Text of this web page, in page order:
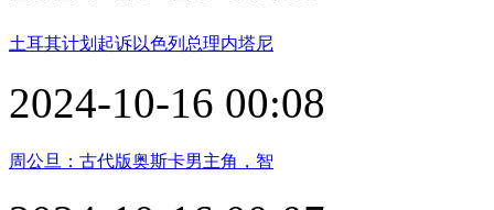
土耳其计划起诉以色列总理内塔尼
2024-10-16 00:08
周公旦：古代版奥斯卡男主角，智